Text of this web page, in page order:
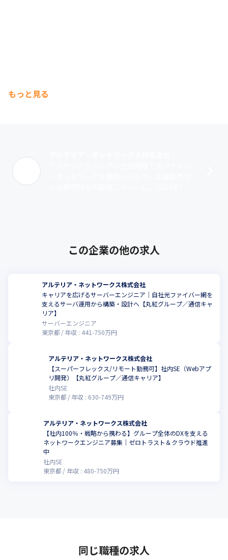
もっと見る
この企業の他の求人
アルテリア・ネットワークス株式会社
キャリアを広げるサーバーエンジニア｜自社光ファイバー網を
支えるサーバ運用から構築・設計へ【丸紅グループ／通信キャ
リア】
サーバーエンジニア
東京都
年収 : 441-750万円
アルテリア・ネットワークス株式会社
【スーパーフレックス/リモート勤務可】社内SE（Webアプ
リ開発）【丸紅グループ／通信キャリア】
社内SE
東京都
年収 : 630-749万円
アルテリア・ネットワークス株式会社
【社内100％・戦略から携わる】グループ全体のDXを支える
ネットワークエンジニア募集｜ゼロトラスト＆クラウド推進
中
社内SE
東京都
年収 : 480-750万円
同じ職種の求人